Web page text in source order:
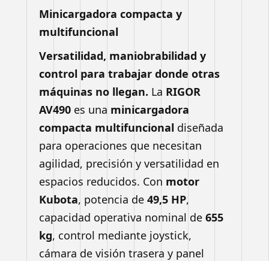
Minicargadora compacta y
multifuncional
Versatilidad, maniobrabilidad y
control para trabajar donde otras
máquinas no llegan. La RIGOR
AV490es una minicargadora
compacta multifuncional diseñada
para operaciones que necesitan
agilidad, precisión y versatilidad en
espacios reducidos. Con motor
Kubota, potencia de 49,5 HP,
capacidad operativa nominal de 655
kg, control mediante joystick,
cámara de visión trasera y panel